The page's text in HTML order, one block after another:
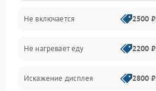
Механика и внутренние элементы
Механические повреждения
Питание и запуск
Не включается 2500 ₽
Не нагревает еду 2200 ₽
Искажение дисплея 2800 ₽